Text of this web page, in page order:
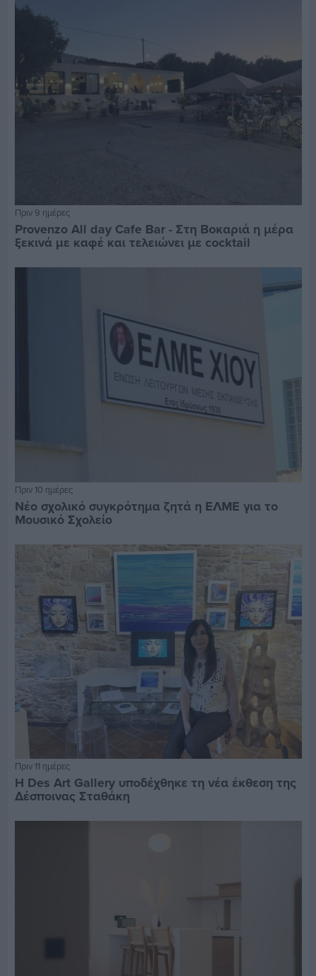
Πριν 9 ημέρες
Provenzo All day Cafe Bar - Στη Βοκαριά η μέρα
ξεκινά με καφέ και τελειώνει με cocktail
Πριν 10 ημέρες
Νέο σχολικό συγκρότημα ζητά η ΕΛΜΕ για το
Μουσικό Σχολείο
Πριν 11 ημέρες
Η Des Art Gallery υποδέχθηκε τη νέα έκθεση της
Δέσποινας Σταθάκη